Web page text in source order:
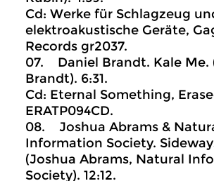
Cd: Werke für Schlagzeug
elektroakustische Geräte,
Records gr2037.
07. Daniel Brandt. Kale Me.
Brandt). 6:31.
Cd: Eternal Something,
ERATP094CD.
08. Joshua Abrams &
Information Society.
(Joshua Abrams, Natural
Society). 12:12.